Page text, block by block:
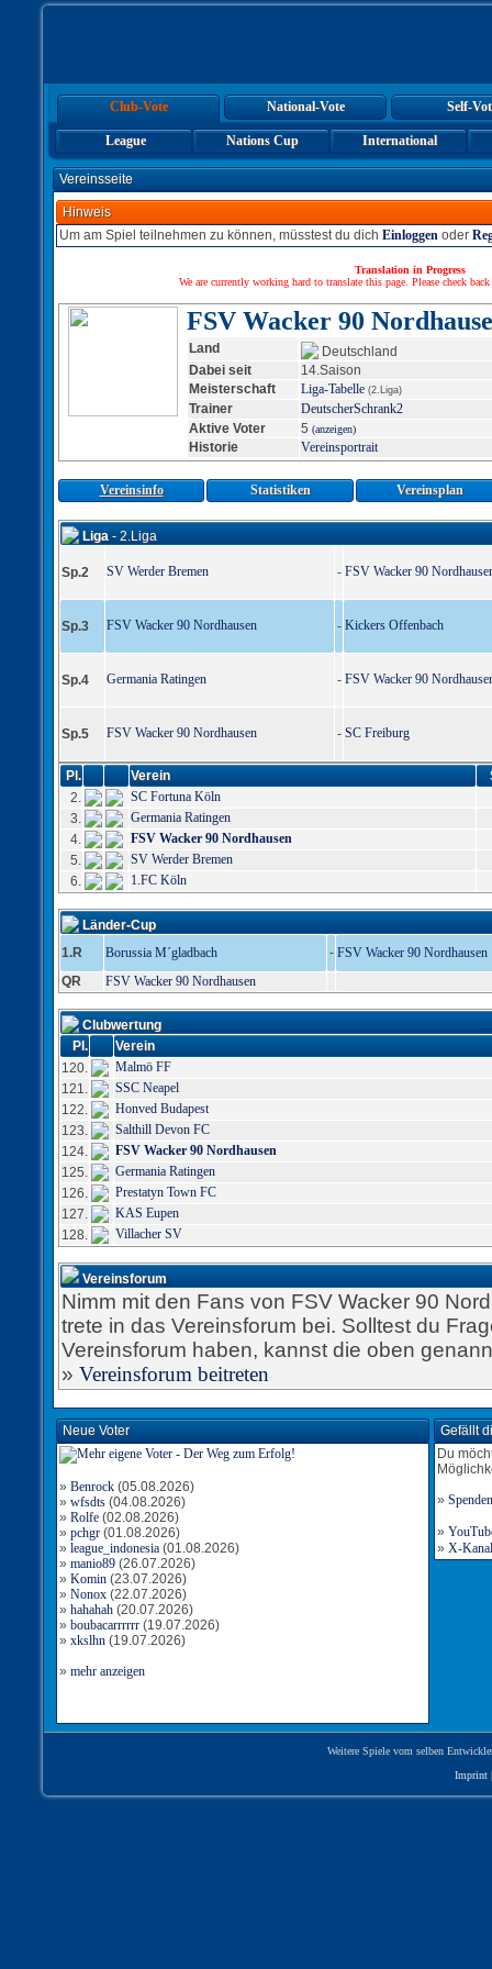
Club-Vote National-Vote Self-
League Nations Cup International
Vereinsseite
Hinweis
Um am Spiel teilnehmen zu können, müsstest du dich Einloggen oder
Translation in Progress
We are currently working hard to translate this page. Please check
FSV Wacker 90
Land
Deutschland
Dabei seit
14.Saison
Meisterschaft
Liga-Tabelle (2.Liga)
Trainer
DeutscherSchrank2
Aktive Voter
5 (anzeigen)
Historie Vereinsportrait
Vereinsinfo Statistiken Vereinsplan
Liga- 2.Liga
Sp.2 SV Werder Bremen - FSV Wacker 90
Sp.3 FSV Wacker 90 Nordhausen - Kickers Offenbach
Sp.4 Germania Ratingen - FSV Wacker 90
Sp.5 FSV Wacker 90 Nordhausen - SC Freiburg
Pl. Verein
2.
SC Fortuna Köln
3.
Germania Ratingen
4.
FSV Wacker 90 Nordhausen
5.
SV Werder Bremen
6.
1.FC Köln
Länder-Cup
1.R
Borussia M´gladbach - FSV Wacker 90 Nordhausen
QR
FSV Wacker 90 Nordhausen
Clubwertung
Pl.
Verein
120.
Malmö FF
121.
SSC Neapel
122.
Honved Budapest
123.
Salthill Devon FC
124.
FSV Wacker 90 Nordhausen
125.
Germania Ratingen
126.
Prestatyn Town FC
127.
KAS Eupen
128.
Villacher SV
Vereinsforum
Nimm mit den Fans von FSV Wacker 90
trete in das Vereinsforum bei. Solltest du
Vereinsforum haben, kannst die oben
» Vereinsforum beitreten
Neue Voter
» Benrock (05.08.2026)
» wfsdts (04.08.2026)
» Rolfe (02.08.2026)
» pchgr (01.08.2026)
» league_indonesia (01.08.2026)
» manio89 (26.07.2026)
» Komin (23.07.2026)
» Nonox (22.07.2026)
» hahahah (20.07.2026)
» boubacarrrrrr (19.07.2026)
» xkslhn (19.07.2026)
» mehr anzeigen
Gefällt
Du
» Spenden
»
» X-
Weitere Spiele vom selben
Imprint